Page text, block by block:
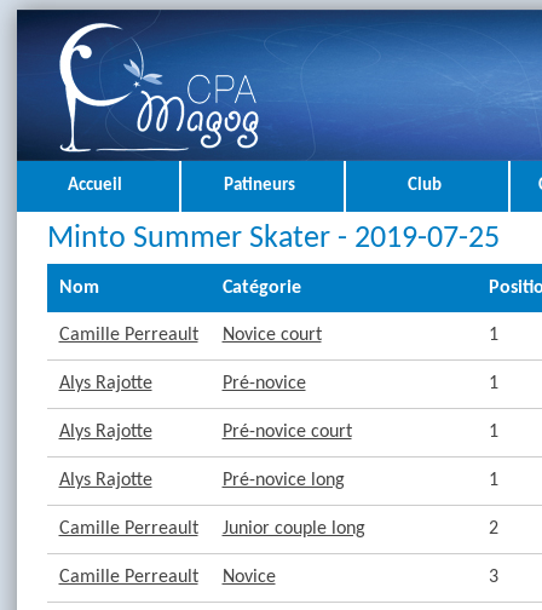
Accueil Patineurs Club
Minto Summer Skater - 2019-07-25
Nom Catégorie
Camille Perreault Novice court 1
Alys Rajotte Pré-novice 1
Alys Rajotte Pré-novice court 1
Alys Rajotte Pré-novice long 1
Camille Perreault Junior couple long 2
Camille Perreault Novice 3